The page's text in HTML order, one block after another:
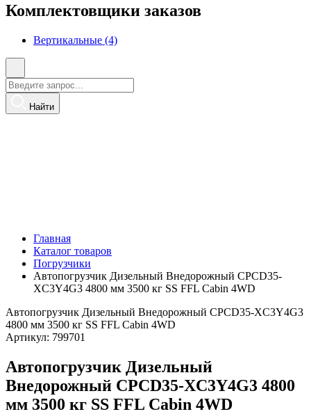
Комплектовщики заказов
Вертикальные (4)
Найти
Главная
Каталог товаров
Погрузчики
Автопогрузчик Дизельный Внедорожный CPCD35-
XC3Y4G3 4800 мм 3500 кг SS FFL Cabin 4WD
Автопогрузчик Дизельный Внедорожный CPCD35-XC3Y4G3
4800 мм 3500 кг SS FFL Cabin 4WD
Артикул: 799701
Автопогрузчик Дизельный
Внедорожный CPCD35-XC3Y4G3 4800
мм 3500 кг SS FFL Cabin 4WD